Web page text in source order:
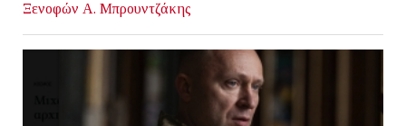
Ξενοφών Α. Μπρουντζάκης